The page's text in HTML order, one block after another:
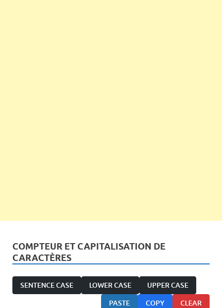
COMPTEUR ET CAPITALISATION DE
CARACTÈRES
SENTENCE CASE LOWER CASE UPPER CASE
PASTE COPY CLEAR